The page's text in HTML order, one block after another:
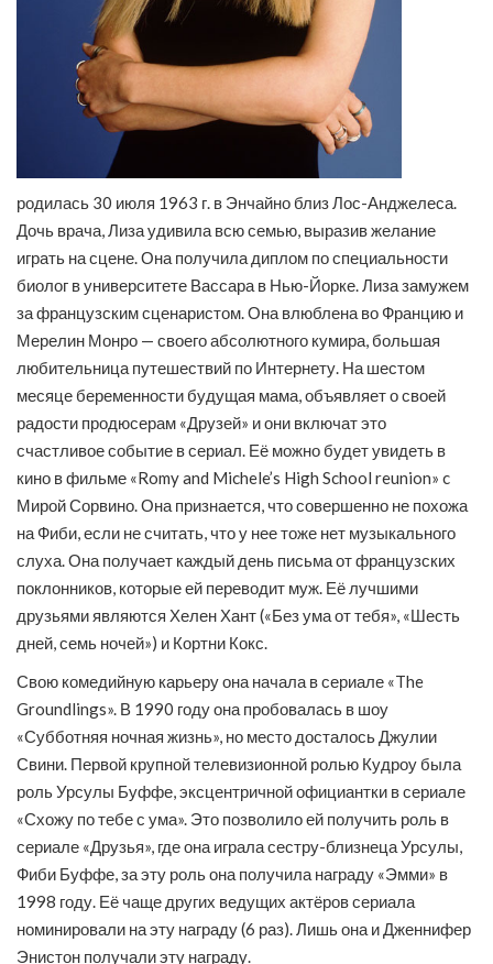
родилась 30 июля 1963 г. в Энчайно близ Лос-Анджелеса.
Дочь врача, Лиза удивила всю семью, выразив желание
играть на сцене. Она получила диплом по специальности
биолог в университете Вассара в Нью-Йорке. Лиза замужем
за французским сценаристом. Она влюблена во Францию и
Мерелин Монро — своего абсолютного кумира, большая
любительница путешествий по Интернету. На шестом
месяце беременности будущая мама, объявляет о своей
радости продюсерам «Друзей» и они включат это
счастливое событие в сериал. Её можно будет увидеть в
кино в фильме «Romy and Michele’s High School reunion» c
Мирой Сорвино. Она признается, что совершенно не похожа
на Фиби, если не считать, что у нее тоже нет музыкального
слуха. Она получает каждый день письма от французских
поклонников, которые ей переводит муж. Её лучшими
друзьями являются Хелен Хант («Без ума от тебя», «Шесть
дней, семь ночей») и Кортни Кокс.
Свою комедийную карьеру она начала в сериале «The
Groundlings». В 1990 году она пробовалась в шоу
«Субботняя ночная жизнь», но место досталось Джулии
Свини. Первой крупной телевизионной ролью Кудроу была
роль Урсулы Буффе, эксцентричной официантки в сериале
«Схожу по тебе с ума». Это позволило ей получить роль в
сериале «Друзья», где она играла сестру-близнеца Урсулы,
Фиби Буффе, за эту роль она получила награду «Эмми» в
1998 году. Её чаще других ведущих актёров сериала
номинировали на эту награду (6 раз). Лишь она и Дженнифер
Энистон получали эту награду.